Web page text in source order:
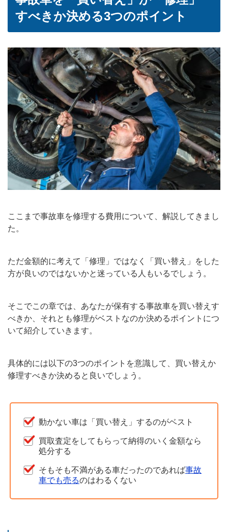
すべきか決める3つのポイント
ここまで事故車を修理する費用について、解説してきまし
た。
ただ金額的に考えて「修理」ではなく「買い替え」をした
方が良いのではないかと迷っている人もいるでしょう。
そこでこの章では、あなたが保有する事故車を買い替えす
べきか、それとも修理がベストなのか決めるポイントにつ
いて紹介していきます。
具体的には以下の3つのポイントを意識して、買い替えか
修理すべきか決めると良いでしょう。
動かない車は「買い替え」するのがベスト
買取査定をしてもらって納得のいく金額なら
処分する
そもそも不満がある車だったのであれば事故
車でも売るのはわるくない